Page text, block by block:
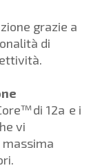
grazie a
di
di 12a e i
vi